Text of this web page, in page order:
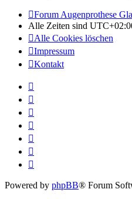
Forum Augenprothese
Alle Zeiten sind
Alle Cookies löschen
Impressum
Kontakt
Powered by phpBB® Forum